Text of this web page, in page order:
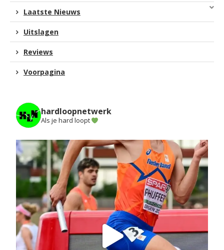
Laatste Nieuws
Uitslagen
Reviews
Voorpagina
hardloopnetwerk
Als je hard loopt